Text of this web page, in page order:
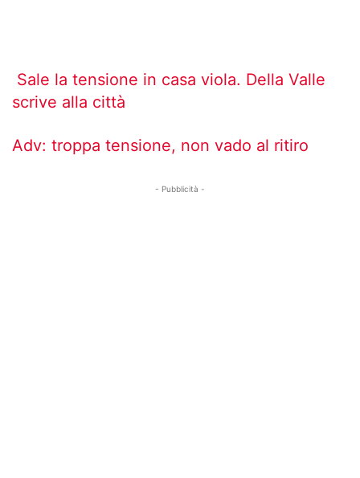
Sale la tensione in casa viola. Della Valle
scrive alla città
Adv: troppa tensione, non vado al ritiro
- Pubblicità -